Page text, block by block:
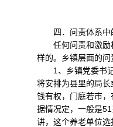
四．问责体系中
任何问责和激励机
样的。乡镇层面的问
1、乡镇党委书记
将安排为县里的局
钱有权，门庭若市
据情况定，一般是
讲，这个养老单位